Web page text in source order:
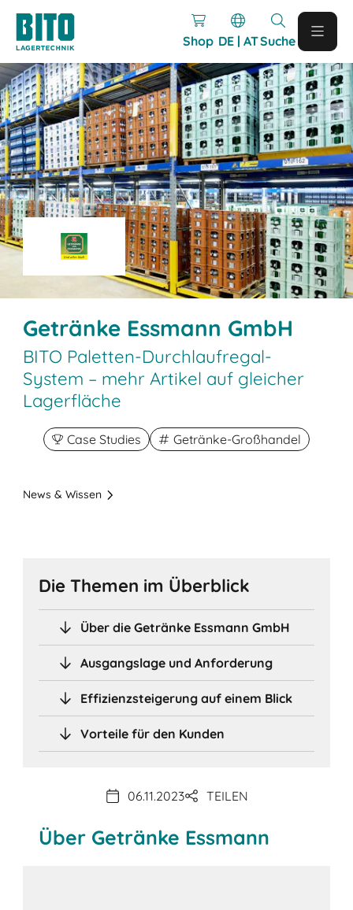
Shop DE | ATSuche
Getränke Essmann GmbH
BITO Paletten-Durchlaufregal-
System – mehr Artikel auf gleicher
Lagerfläche
Case Studies Getränke-Großhandel
News & Wissen
Die Themen im Überblick
Über die Getränke Essmann GmbH
Ausgangslage und Anforderung
Effizienzsteigerung auf einem Blick
Vorteile für den Kunden
06.11.2023 TEILEN
Über Getränke Essmann